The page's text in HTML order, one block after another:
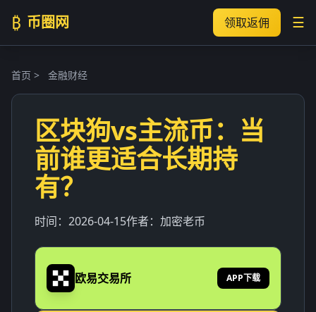
₿ 币圈网 领取返佣 ☰
首页 > 金融财经
区块狗vs主流币：当
前谁更适合长期持
有？
时间： 2026-04-15作者： 加密老币
欧易交易所 APP下载